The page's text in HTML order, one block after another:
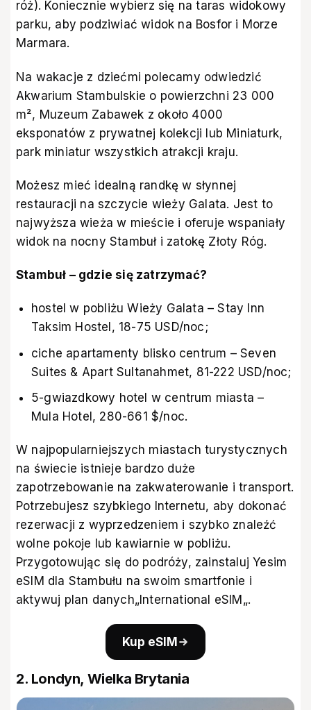
róż). Koniecznie wybierz się na taras widokowy
parku, aby podziwiać widok na Bosfor i Morze
Marmara.
Na wakacje z dziećmi polecamy odwiedzić
Akwarium Stambulskie o powierzchni 23 000
m², Muzeum Zabawek z około 4000
eksponatów z prywatnej kolekcji lub Miniaturk,
park miniatur wszystkich atrakcji kraju.
Możesz mieć idealną randkę w słynnej
restauracji na szczycie wieży Galata. Jest to
najwyższa wieża w mieście i oferuje wspaniały
widok na nocny Stambuł i zatokę Złoty Róg.
Stambuł – gdzie się zatrzymać?
hostel w pobliżu Wieży Galata – Stay Inn
Taksim Hostel, 18-75 USD/noc;
ciche apartamenty blisko centrum – Seven
Suites & Apart Sultanahmet, 81-222 USD/noc;
5-gwiazdkowy hotel w centrum miasta –
Mula Hotel, 280-661 $/noc.
W najpopularniejszych miastach turystycznych
na świecie istnieje bardzo duże
zapotrzebowanie na zakwaterowanie i transport.
Potrzebujesz szybkiego Internetu, aby dokonać
rezerwacji z wyprzedzeniem i szybko znaleźć
wolne pokoje lub kawiarnie w pobliżu.
Przygotowując się do podróży, zainstalujYesim
eSIM dla Stambułu na swoim smartfonie i
aktywuj plan danych„International eSIM„.
Kup eSIM
2. Londyn, Wielka Brytania